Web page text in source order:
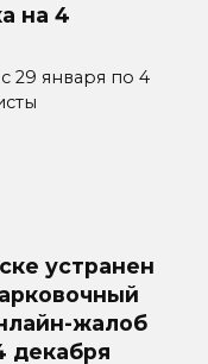
на 4
29 января по 4
устранен
жалоб
декабря